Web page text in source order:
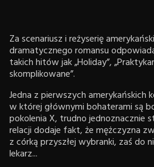
Za scenariusz i reżyserię
dramatycznego romansu
takich hitów jak „Holiday”,
skomplikowane”.
Jedna z pierwszych amerykańskich
w której głównymi bohaterami są
pokolenia X, trudno jednoznacznie
relacji dodaje fakt, że mężczyzna
z córką przyszłej wybranki, zaś do
lekarz...